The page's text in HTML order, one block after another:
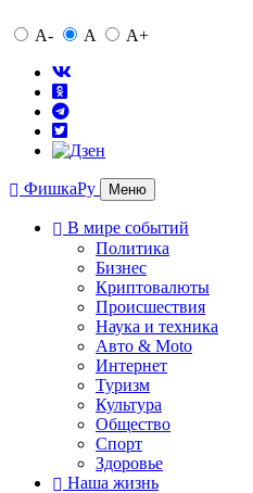
A- A A+
ФишкаРу Меню
В мире событий
Политика
Бизнес
Криптовалюты
Происшествия
Наука и техника
Авто & Moto
Интернет
Туризм
Культура
Общество
Спорт
Здоровье
Наша жизнь